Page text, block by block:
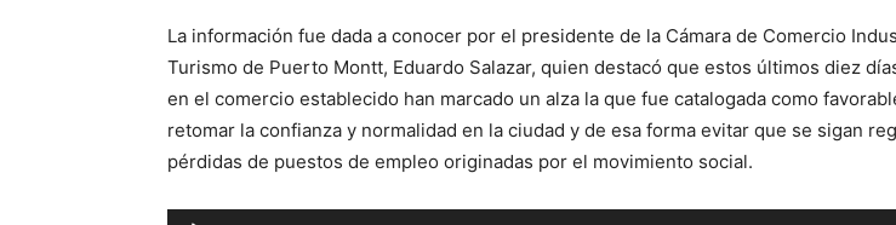
La información fue dada a conocer por el presidente de la Cámara de Comercio
Turismo de Puerto Montt, Eduardo Salazar, quien destacó que estos últimos diez
en el comercio establecido han marcado un alza la que fue catalogada como
retomar la confianza y normalidad en la ciudad y de esa forma evitar que se sigan
pérdidas de puestos de empleo originadas por el movimiento social.